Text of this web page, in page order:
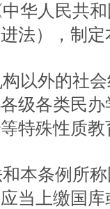
人民共和
法），制
外的社会
级各类民
特殊性质
条例所称
当上缴国